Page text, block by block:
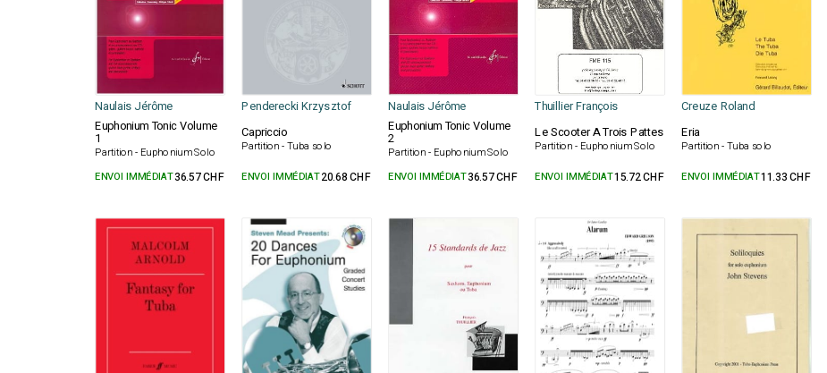
Naulais Jérôme Penderecki Krzysztof Naulais Jérôme Thuillier François Creuze Roland
Euphonium Tonic Volume
1
Partition - Euphonium Solo
Capriccio
Partition - Tuba solo
Euphonium Tonic Volume
2
Partition - Euphonium Solo
Le Scooter A Trois Pattes
Partition - Euphonium Solo
Eria
Partition - Tuba solo
ENVOI IMMÉDIAT36.57 CHF ENVOI IMMÉDIAT20.68 CHF ENVOI IMMÉDIAT36.57 CHF ENVOI IMMÉDIAT15.72 CHF ENVOI IMMÉDIAT11.33 CHF